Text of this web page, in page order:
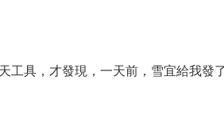
具，才發現，一天前，雪宜給我發